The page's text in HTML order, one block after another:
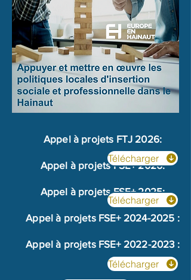
Appel à projets​ FTJ 2026:
Appel à projets​ FSE+ 2026:
Appel à projets​ FSE+ 2025:
Appel à projets FSE+ 2024-2025 :
Appel à projets FSE+ 2022-2023:
Télécharger
Télécharger
Télécharger